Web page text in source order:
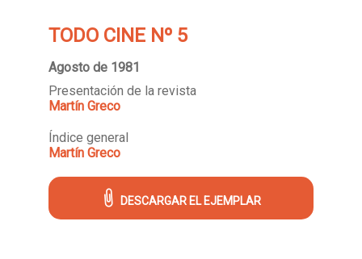
TODO CINE Nº 5
Agosto de 1981
Presentación de la revista
Martín Greco
Índice general
Martín Greco
DESCARGAR EL EJEMPLAR